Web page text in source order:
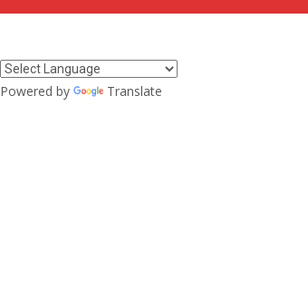
Powered by Translate